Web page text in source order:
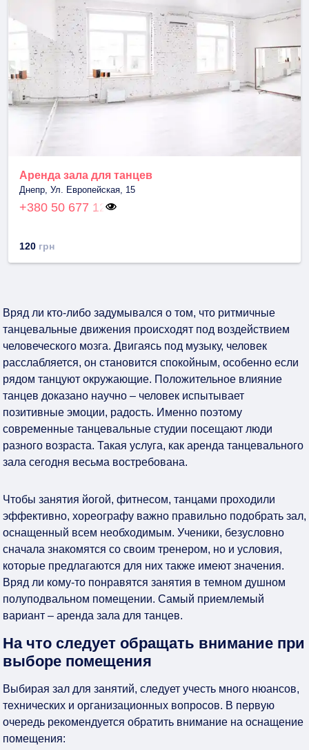
Аренда зала для танцев
Днепр, Ул. Европейская, 15
+380 50 677 12
120 грн
Вряд ли кто-либо задумывался о том, что ритмичные
танцевальные движения происходят под воздействием
человеческого мозга. Двигаясь под музыку, человек
расслабляется, он становится спокойным, особенно если
рядом танцуют окружающие. Положительное влияние
танцев доказано научно – человек испытывает
позитивные эмоции, радость. Именно поэтому
современные танцевальные студии посещают люди
разного возраста. Такая услуга, как аренда танцевального
зала сегодня весьма востребована.
Чтобы занятия йогой, фитнесом, танцами проходили
эффективно, хореографу важно правильно подобрать зал,
оснащенный всем необходимым. Ученики, безусловно
сначала знакомятся со своим тренером, но и условия,
которые предлагаются для них также имеют значения.
Вряд ли кому-то понравятся занятия в темном душном
полуподвальном помещении. Самый приемлемый
вариант – аренда зала для танцев.
На что следует обращать внимание при
выборе помещения
Выбирая зал для занятий, следует учесть много нюансов,
технических и организационных вопросов. В первую
очередь рекомендуется обратить внимание на оснащение
помещения: